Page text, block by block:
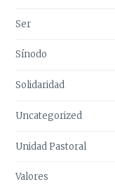
Ser
Sínodo
Solidaridad
Uncategorized
Unidad Pastoral
Valores